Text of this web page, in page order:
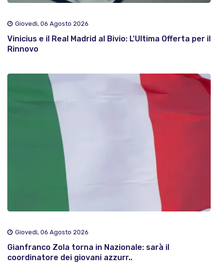
Giovedì, 06 Agosto 2026
Vinicius e il Real Madrid al Bivio: L'Ultima Offerta per il
Rinnovo
Giovedì, 06 Agosto 2026
Gianfranco Zola torna in Nazionale: sarà il
coordinatore dei giovani azzurr..